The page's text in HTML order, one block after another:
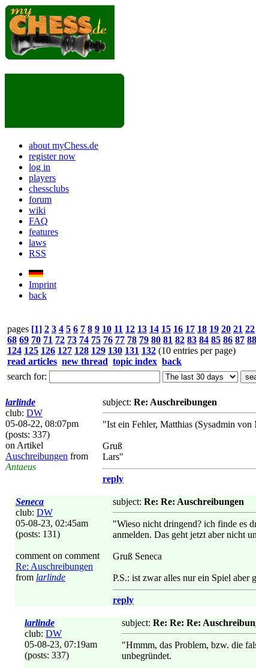
about myChess.de
register now
log in
players
chessclubs
forum
wiki
FAQ
features
laws
RSS
Imprint
back
pages [1] 2 3 4 5 6 7 8 9 10 11 12 13 14 15 16 17 18 19 20 21 22
68 69 70 71 72 73 74 75 76 77 78 79 80 81 82 83 84 85 86 87 88
124 125 126 127 128 129 130 131 132 (10 entries per page)
read articles new thread topic index back
search for:
larlinde
club: DW
05-08-22, 08:07pm
(posts: 337)
on Artikel
Auschreibungen from
Antaeus
subject: Re: Auschreibungen
"Ist ein Fehler, Matthias (Sysadmin von
Gruß
Lars"
reply
Seneca
club: DW
05-08-23, 02:45am
(posts: 131)
comment on comment
Re: Auschreibungen
from larlinde
subject: Re: Re: Auschreibungen
"Wieso nicht dringend? ich finde es
anmelden. Das geht jetzt aber nicht
Gruß Seneca
P.S.: ist zwar alles nur ein Spiel
reply
larlinde
club: DW
05-08-23, 07:19am
(posts: 337)
subject: Re: Re: Re:
"Hmmm, das Problem, bzw. die
unbegründet.